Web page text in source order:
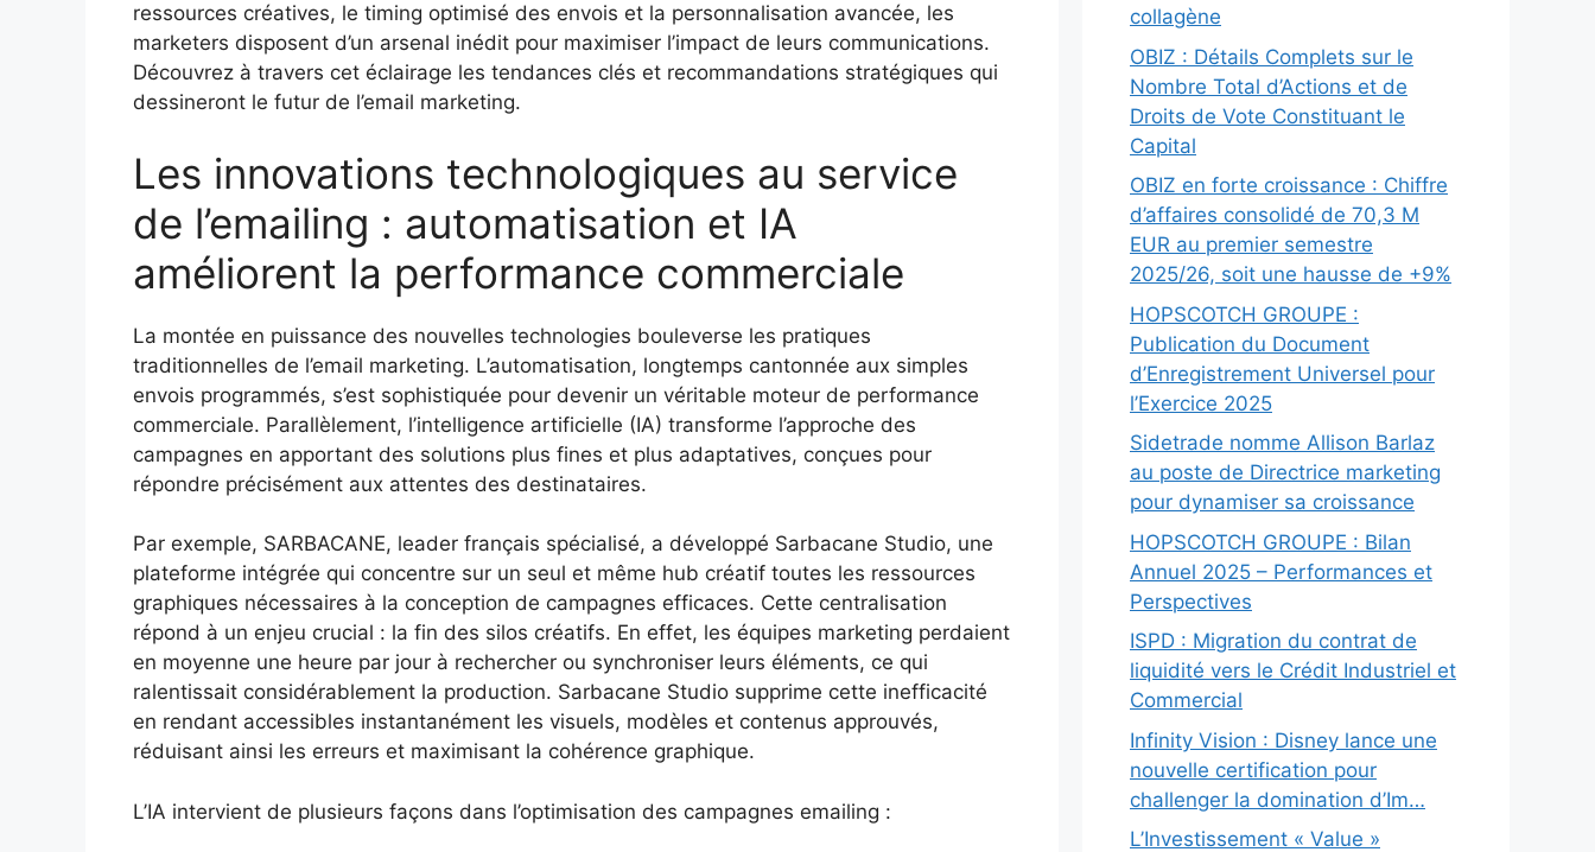
ressources créatives, le timing optimisé des envois et la personnalisation avancée, les
marketers disposent d’un arsenal inédit pour maximiser l’impact de leurs communications.
Découvrez à travers cet éclairage les tendances clés et recommandations stratégiques qui
dessineront le futur de l’email marketing.
Les innovations technologiques au service
de l’emailing : automatisation et IA
améliorent la performance commerciale
La montée en puissance des nouvelles technologies bouleverse les pratiques
traditionnelles de l’email marketing. L’automatisation, longtemps cantonnée aux simples
envois programmés, s’est sophistiquée pour devenir un véritable moteur de performance
commerciale. Parallèlement, l’intelligence artificielle (IA) transforme l’approche des
campagnes en apportant des solutions plus fines et plus adaptatives, conçues pour
répondre précisément aux attentes des destinataires.
Par exemple, SARBACANE, leader français spécialisé, a développé Sarbacane Studio, une
plateforme intégrée qui concentre sur un seul et même hub créatif toutes les ressources
graphiques nécessaires à la conception de campagnes efficaces. Cette centralisation
répond à un enjeu crucial : la fin des silos créatifs. En effet, les équipes marketing perdaient
en moyenne une heure par jour à rechercher ou synchroniser leurs éléments, ce qui
ralentissait considérablement la production. Sarbacane Studio supprime cette inefficacité
en rendant accessibles instantanément les visuels, modèles et contenus approuvés,
réduisant ainsi les erreurs et maximisant la cohérence graphique.
L’IA intervient de plusieurs façons dans l’optimisation des campagnes emailing :
collagène
OBIZ : Détails Complets sur le
Nombre Total d’Actions et de
Droits de Vote Constituant le
Capital
OBIZ en forte croissance : Chiffre
d’affaires consolidé de 70,3 M
EUR au premier semestre
2025/26, soit une hausse de +9%
HOPSCOTCH GROUPE :
Publication du Document
d’Enregistrement Universel pour
l’Exercice 2025
Sidetrade nomme Allison Barlaz
au poste de Directrice marketing
pour dynamiser sa croissance
HOPSCOTCH GROUPE : Bilan
Annuel 2025 – Performances et
Perspectives
ISPD : Migration du contrat de
liquidité vers le Crédit Industriel et
Commercial
Infinity Vision : Disney lance une
nouvelle certification pour
challenger la domination d’Im…
L’Investissement « Value »